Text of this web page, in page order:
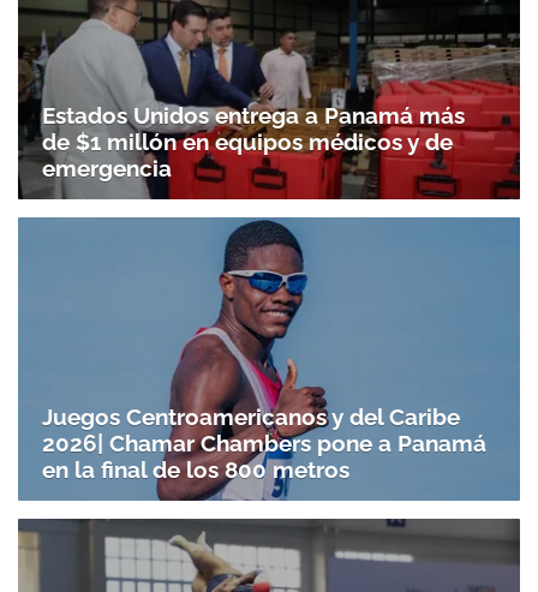
Estados Unidos entrega a Panamá más
de $1 millón en equipos médicos y de
emergencia
Juegos Centroamericanos y del Caribe
2026| Chamar Chambers pone a Panamá
en la final de los 800 metros